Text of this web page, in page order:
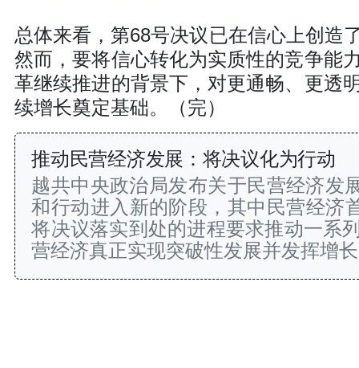
总体来看，第68号决议已在信心上创造
然而，要将信心转化为实质性的竞争能
革继续推进的背景下，对更通畅、更透
续增长奠定基础。（完）
推动民营经济发展：将决议化为行动
越共中央政治局发布关于民营经济发
和行动进入新的阶段，其中民营经济
将决议落实到处的进程要求推动一系
营经济真正实现突破性发展并发挥增